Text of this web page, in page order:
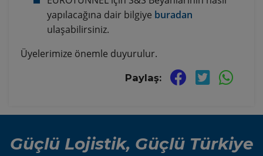
yapılacağına dair bilgiye buradan
ulaşabilirsiniz.
Üyelerimize önemle duyurulur.
Paylaş:
Güçlü Lojistik, Güçlü Türkiye